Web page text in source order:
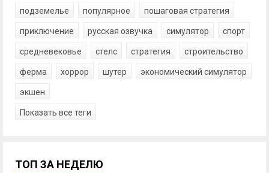
подземелье популярное пошаговая стратегия
приключение русская озвучка симулятор спорт
средневековье стелс стратегия строительство
ферма хоррор шутер экономический симулятор
экшен
Показать все теги
ТОП ЗА НЕДЕЛЮ